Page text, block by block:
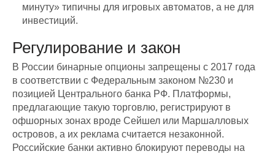
минуту» типичны для игровых автоматов, а не для
инвестиций.
Регулирование и закон
В России бинарные опционы запрещены с 2017 года
в соответствии с Федеральным законом №230 и
позицией Центрального банка РФ. Платформы,
предлагающие такую торговлю, регистрируют в
офшорных зонах вроде Сейшел или Маршалловых
островов, а их реклама считается незаконной.
Российские банки активно блокируют переводы на